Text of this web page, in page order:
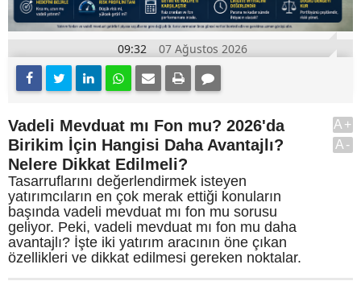
09:32 07 Ağustos 2026
Vadeli Mevduat mı Fon mu? 2026'da
Birikim İçin Hangisi Daha Avantajlı?
Nelere Dikkat Edilmeli?
Tasarruflarını değerlendirmek isteyen
yatırımcıların en çok merak ettiği konuların
başında vadeli mevduat mı fon mu sorusu
geliyor. Peki, vadeli mevduat mı fon mu daha
avantajlı? İşte iki yatırım aracının öne çıkan
özellikleri ve dikkat edilmesi gereken noktalar.
A+
A-